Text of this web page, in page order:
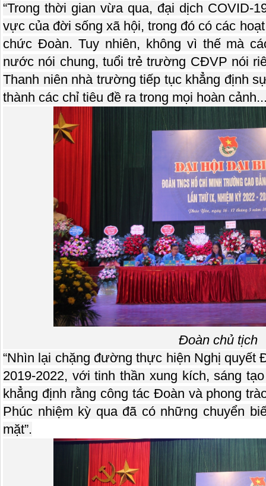
“Trong thời gian vừa qua, đại dịch COVID-
vực của đời sống xã hội, trong đó có các
chức Đoàn. Tuy nhiên, không vì thế mà
nước nói chung, tuổi trẻ trường CĐVP nói
Thanh niên nhà trường tiếp tục khẳng định
thành các chỉ tiêu đề ra trong mọi hoàn
Đoàn chủ tịch
“Nhìn lại chặng đường thực hiện Nghị
2019-2022, với tinh thần xung kích, sáng
khẳng định rằng công tác Đoàn và phong
Phúc nhiệm kỳ qua đã có những chuyển
mặt”.